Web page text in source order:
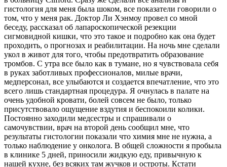
гистология для меня была шоком, все показатели говорили о
том, что у меня рак. Доктор Ли Хэнмоу провел со мной
беседу, рассказал об лапароскопической резекции
сигмовидной кишки, что это такое и подробно как она будет
проходить, о прогнозах и реабилитации. На ночь мне сделали
укол в живот для того, чтобы предотвратить образование
тромбов. С утра все было как в тумане, но я чувствовала себя
в руках заботливых профессионалов, милые врачи,
медперсонал, все улыбаются и создается впечатление, что это
всего лишь стандартная процедура. Я очнулась в палате на
очень удобной кровати, болей совсем не было, только
присутствовало ощущение вздутия и беспокоили колики.
Постоянно заходили медсестры и спрашивали о
самочувствии, врач на второй день сообщил мне, что
результаты гистологии показали что химия мне не нужна, а
только наблюдение у онколога. В общей сложности я пробыла
в клинике 5 дней, приносили жидкую еду, привычную к
нашей кухне, без всяких там жучков и остроты. Кстати